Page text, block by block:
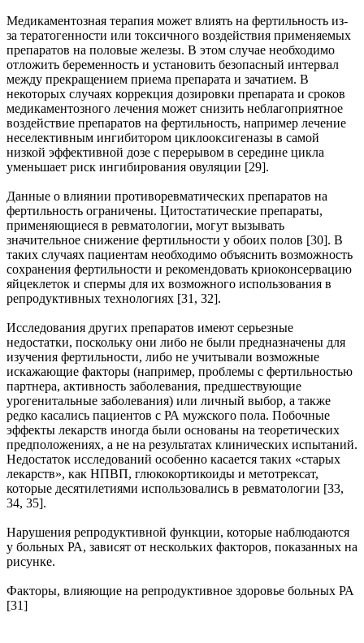
Медикаментозная терапия может влиять на фертильность из-
за тератогенности или токсичного воздействия применяемых
препаратов на половые железы. В этом случае необходимо
отложить беременность и установить безопасный интервал
между прекращением приема препарата и зачатием. В
некоторых случаях коррекция дозировки препарата и сроков
медикаментозного лечения может снизить неблагоприятное
воздействие препаратов на фертильность, например лечение
неселективным ингибитором циклооксигеназы в самой
низкой эффективной дозе с перерывом в середине цикла
уменьшает риск ингибирования овуляции [29].
Данные о влиянии противоревматических препаратов на
фертильность ограничены. Цитостатические препараты,
применяющиеся в ревматологии, могут вызывать
значительное снижение фертильности у обоих полов [30]. В
таких случаях пациентам необходимо объяснить возможность
сохранения фертильности и рекомендовать криоконсервацию
яйцеклеток и спермы для их возможного использования в
репродуктивных технологиях [31, 32].
Исследования других препаратов имеют серьезные
недостатки, поскольку они либо не были предназначены для
изучения фертильности, либо не учитывали возможные
искажающие факторы (например, проблемы с фертильностью
партнера, активность заболевания, предшествующие
урогенитальные заболевания) или личный выбор, а также
редко касались пациентов с РА мужского пола. Побочные
эффекты лекарств иногда были основаны на теоретических
предположениях, а не на результатах клинических испытаний.
Недостаток исследований особенно касается таких «старых
лекарств», как НПВП, глюкокортикоиды и метотрексат,
которые десятилетиями использовались в ревматологии [33,
34, 35].
Нарушения репродуктивной функции, которые наблюдаются
у больных РА, зависят от нескольких факторов, показанных на
рисунке.
Факторы, влияющие на репродуктивное здоровье больных РА
[31]